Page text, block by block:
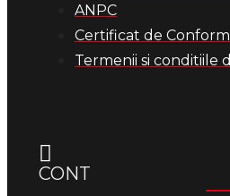
ANPC
Certificat de
Termenii si conditiile
CONT